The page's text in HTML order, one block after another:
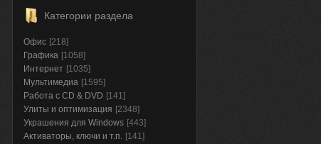
Категории раздела
Офис [218]
Графика [1058]
Интернет [1035]
Мультимедиа [1595]
Работа с CD & DVD [141]
Улиты и оптимизация [2348]
Украшения для Windows [443]
Активаторы, ключи и т.п. [141]